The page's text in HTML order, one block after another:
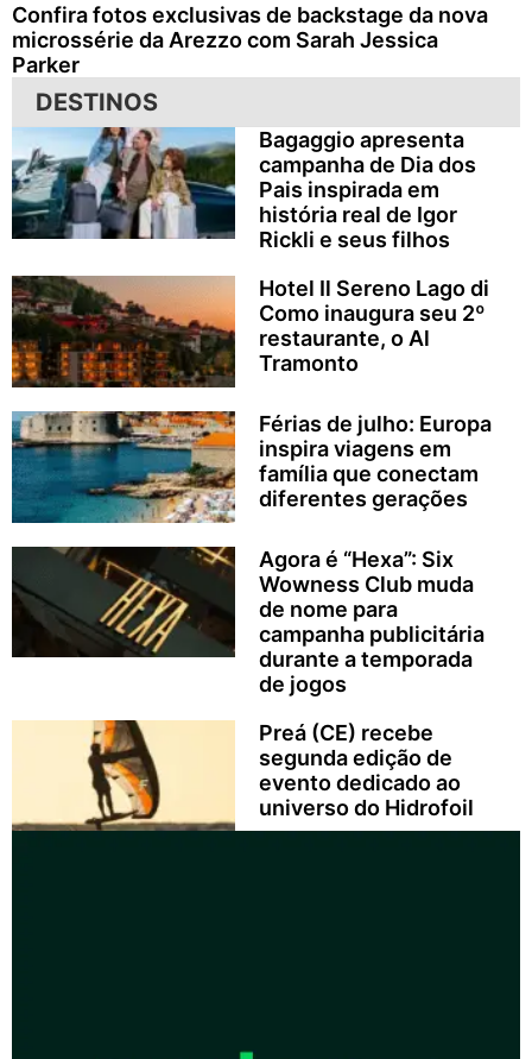
Confira fotos exclusivas de backstage da nova
microssérie da Arezzo com Sarah Jessica
Parker
DESTINOS
Bagaggio apresenta
campanha de Dia dos
Pais inspirada em
história real de Igor
Rickli e seus filhos
Hotel Il Sereno Lago di
Como inaugura seu 2º
restaurante, o Al
Tramonto
Férias de julho: Europa
inspira viagens em
família que conectam
diferentes gerações
Agora é “Hexa”: Six
Wowness Club muda
de nome para
campanha publicitária
durante a temporada
de jogos
Preá (CE) recebe
segunda edição de
evento dedicado ao
universo do Hidrofoil